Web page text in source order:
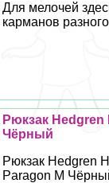
Для мелочей
карманов
Рюкзак Hedgren
Чёрный
Рюкзак Hedgren
Paragon M